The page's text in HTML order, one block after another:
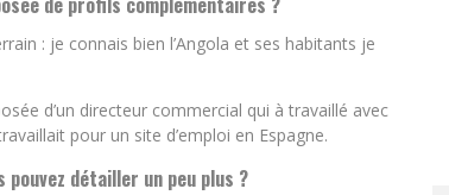
: je connais bien l’Angola et ses habitants je
d’un directeur commercial qui à travaillé avec
pour un site d’emploi en Espagne.
détailler un peu plus ?